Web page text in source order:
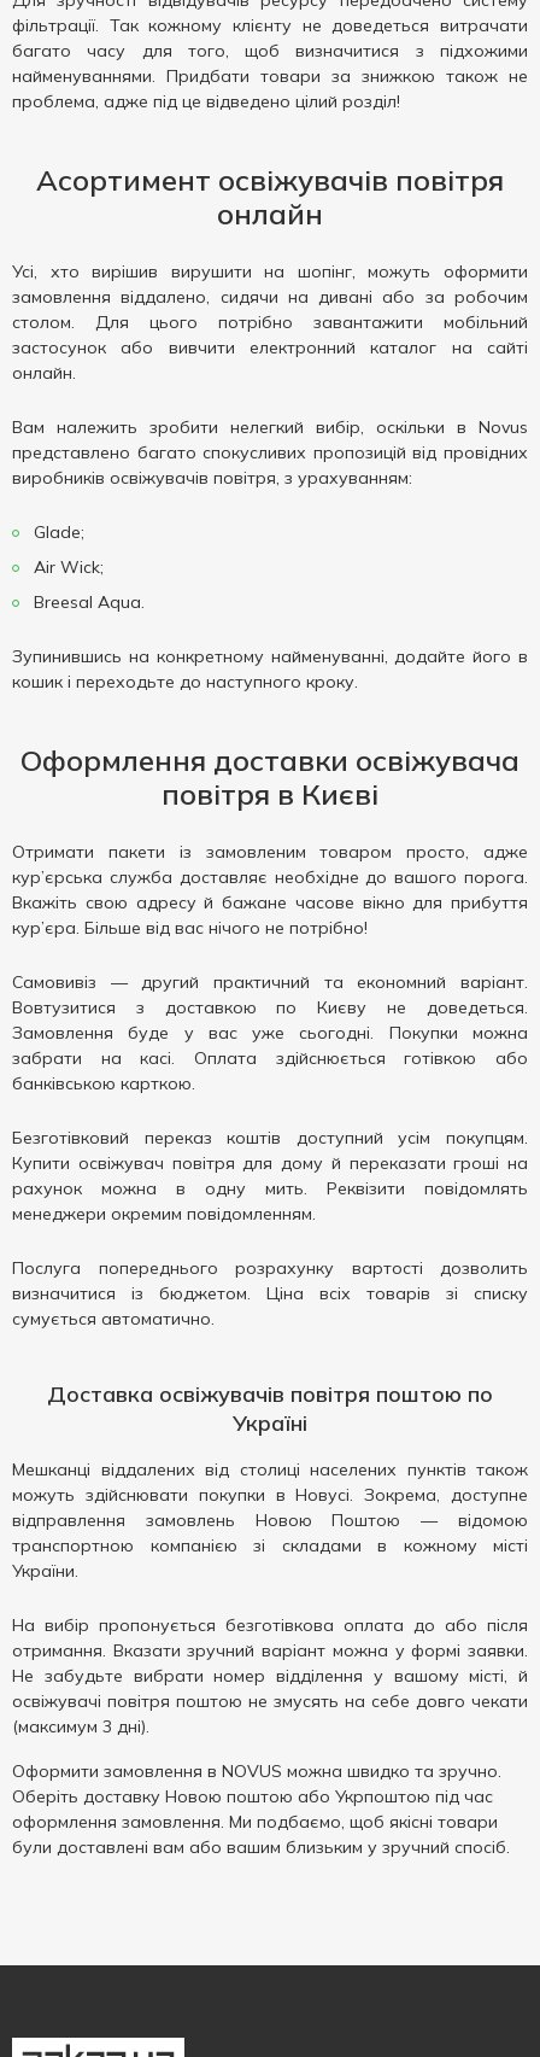
фільтрації. Так кожному клієнту не доведеться витрачати
багато часу для того, щоб визначитися з підхожими
найменуваннями. Придбати товари за знижкою також не
проблема, адже під це відведено цілий розділ!
Асортимент освіжувачів повітря
онлайн
Усі, хто вирішив вирушити на шопінг, можуть оформити
замовлення віддалено, сидячи на дивані або за робочим
столом. Для цього потрібно завантажити мобільний
застосунок або вивчити електронний каталог на сайті
онлайн.
Вам належить зробити нелегкий вибір, оскільки в Novus
представлено багато спокусливих пропозицій від провідних
виробників освіжувачів повітря, з урахуванням:
Glade;
Air Wick;
Breesal Aqua.
Зупинившись на конкретному найменуванні, додайте його в
кошик і переходьте до наступного кроку.
Оформлення доставки освіжувача
повітря в Києві
Отримати пакети із замовленим товаром просто, адже
кур’єрська служба доставляє необхідне до вашого порога.
Вкажіть свою адресу й бажане часове вікно для прибуття
кур’єра. Більше від вас нічого не потрібно!
Самовивіз — другий практичний та економний варіант.
Вовтузитися з доставкою по Києву не доведеться.
Замовлення буде у вас уже сьогодні. Покупки можна
забрати на касі. Оплата здійснюється готівкою або
банківською карткою.
Безготівковий переказ коштів доступний усім покупцям.
Купити освіжувач повітря для дому й переказати гроші на
рахунок можна в одну мить. Реквізити повідомлять
менеджери окремим повідомленням.
Послуга попереднього розрахунку вартості дозволить
визначитися із бюджетом. Ціна всіх товарів зі списку
сумується автоматично.
Доставка освіжувачів повітря поштою по
Україні
Мешканці віддалених від столиці населених пунктів також
можуть здійснювати покупки в Новусі. Зокрема, доступне
відправлення замовлень Новою Поштою — відомою
транспортною компанією зі складами в кожному місті
України.
На вибір пропонується безготівкова оплата до або після
отримання. Вказати зручний варіант можна у формі заявки.
Не забудьте вибрати номер відділення у вашому місті, й
освіжувачі повітря поштою не змусять на себе довго чекати
(максимум 3 дні).
Оформити замовлення в NOVUS можна швидко та зручно.
Оберіть доставку Новою поштою або Укрпоштою під час
оформлення замовлення. Ми подбаємо, щоб якісні товари
були доставлені вам або вашим близьким у зручний спосіб.